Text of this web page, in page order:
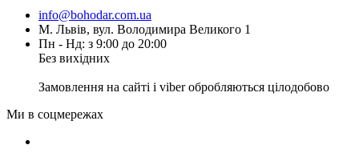
info@bohodar.com.ua
М. Львів, вул. Володимира Великого 1
Пн - Нд: з 9:00 до 20:00
Без вихідних
Замовлення на сайті і viber обробляються цілодобово
Ми в соцмережах